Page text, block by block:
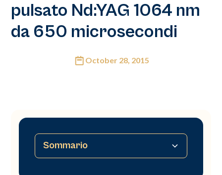
pulsato Nd:YAG 1064 nm
da 650 microsecondi
October 28, 2015
Sommario